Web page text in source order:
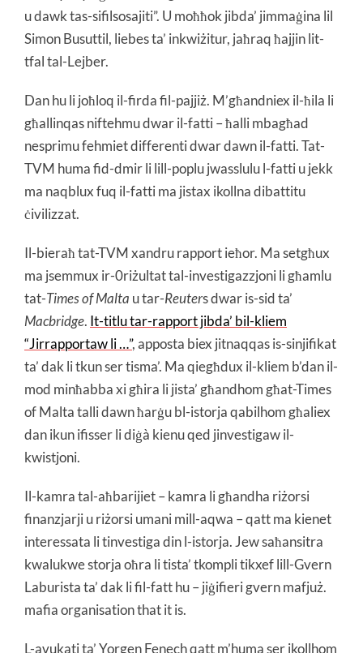
u dawk tas-sifilsosajiti”. U moħħok jibda’ jimmaġina lil
Simon Busuttil, liebes ta’ inkwiżitur, jaħraq ħajjin lit-
tfal tal-Lejber.
Dan hu li joħloq il-firda fil-pajjiż. M’għandniex il-ħila li
għallinqas niftehmu dwar il-fatti – ħalli mbagħad
nesprimu fehmiet differenti dwar dawn il-fatti. Tat-
TVM huma fid-dmir li lill-poplu jwasslulu l-fatti u jekk
ma naqblux fuq il-fatti ma jistax ikollna dibattitu
ċivilizzat.
Il-bieraħ tat-TVM xandru rapport ieħor. Ma setgħux
ma jsemmux ir-0riżultat tal-investigazzjoni li għamlu
tat-Times of Malta u tar-Reuters dwar is-sid ta’
Macbridge. It-titlu tar-rapport jibda’ bil-kliem
“Jirrapportaw li …”, apposta biex jitnaqqas is-sinjifikat
ta’ dak li tkun ser tisma’. Ma qiegħdux il-kliem b’dan il-
mod minħabba xi għira li jista’ għandhom għat-Times
of Malta talli dawn ħarġu bl-istorja qabilhom għaliex
dan ikun ifisser li diġà kienu qed jinvestigaw il-
kwistjoni.
Il-kamra tal-aħbarijiet – kamra li għandha riżorsi
finanzjarji u riżorsi umani mill-aqwa – qatt ma kienet
interessata li tinvestiga din l-istorja. Jew saħansitra
kwalukwe storja oħra li tista’ tkompli tikxef lill-Gvern
Laburista ta’ dak li fil-fatt hu – jiġifieri gvern mafjuż.
mafia organisation that it is.
L-avukati ta’ Yorgen Fenech qatt m’huma ser ikollhom